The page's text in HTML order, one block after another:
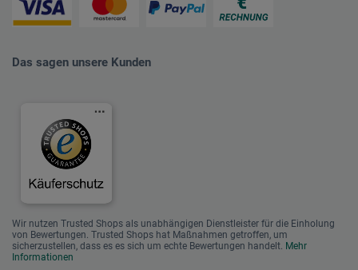
Das sagen unsere Kunden
Wir nutzen Trusted Shops als unabhängigen Dienstleister für die Einholung
von Bewertungen. Trusted Shops hat Maßnahmen getroffen, um
sicherzustellen, dass es es sich um echte Bewertungen handelt. Mehr
Informationen